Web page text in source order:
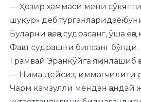
— Ҳозир ҳаммаси мени
шукур» деб турганларидаёқ
Буларни қаёққа судрасанг, ўша
Фақат судрашни билсанг бўлди.
Трамвай Эранкўйга яқинлашиб
— Нима дейсиз, қимматчилиги
Чарм камзулли мендан қандай